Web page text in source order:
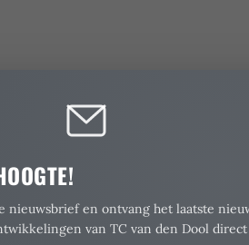
nieuwsbrief en ontvang het laatste
van TC van den Dool